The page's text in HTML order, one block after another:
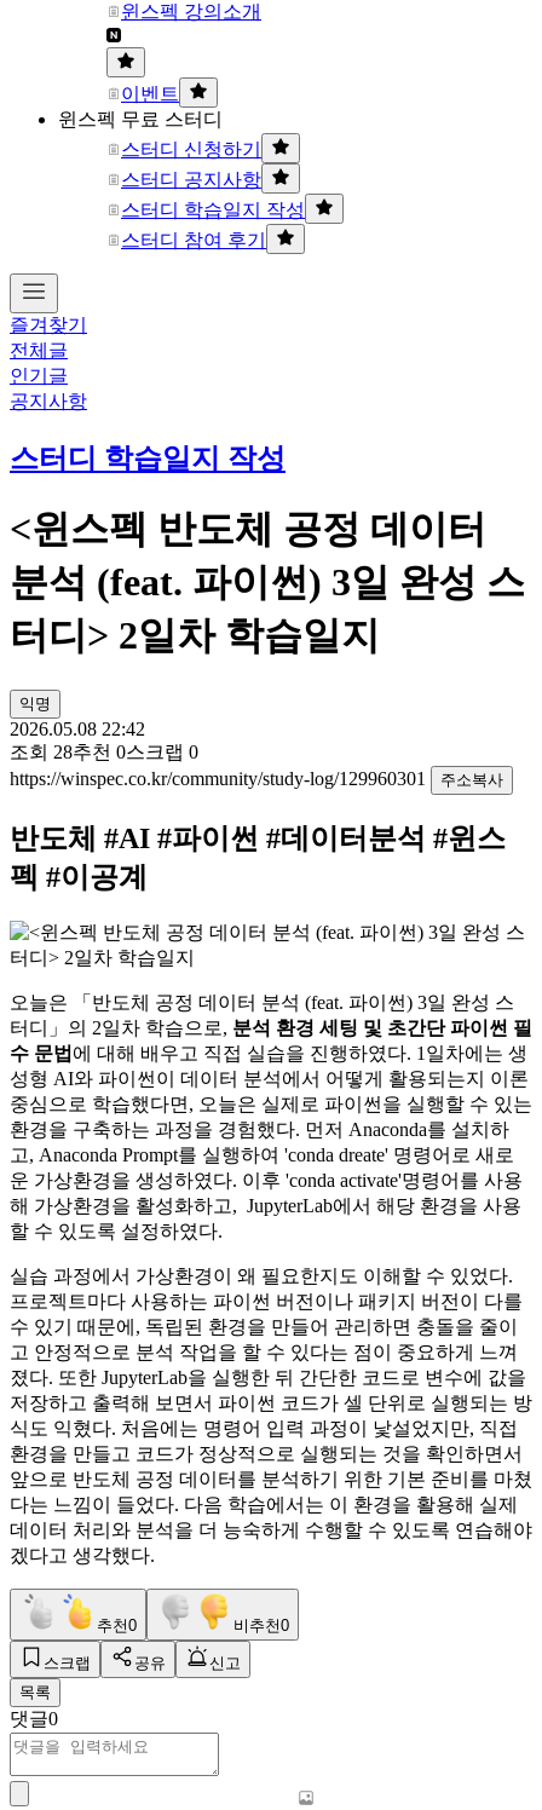
윈스펙 강의소개
이벤트
윈스펙 무료 스터디
스터디 신청하기
스터디 공지사항
스터디 학습일지 작성
스터디 참여 후기
즐겨찾기
전체글
인기글
공지사항
스터디 학습일지 작성
<윈스펙 반도체 공정 데이터
분석 (feat. 파이썬) 3일 완성 스
터디> 2일차 학습일지
익명
2026.05.08 22:42
조회 28추천 0스크랩 0
https://winspec.co.kr/community/study-log/129960301
주소복사
반도체 #AI #파이썬 #데이터분석 #윈스
펙 #이공계
오늘은 「반도체 공정 데이터 분석 (feat. 파이썬) 3일 완성 스
터디」의 2일차 학습으로, 분석 환경 세팅 및 초간단 파이썬 필
수 문법 에 대해 배우고 직접 실습을 진행하였다. 1일차에는 생
성형 AI와 파이썬이 데이터 분석에서 어떻게 활용되는지 이론
중심으로 학습했다면, 오늘은 실제로 파이썬을 실행할 수 있는
환경을 구축하는 과정을 경험했다. 먼저 Anaconda를 설치하
고, Anaconda Prompt를 실행하여 'conda dreate' 명령어로 새로
운 가상환경을 생성하였다. 이후 'conda activate'명령어를 사용
해 가상환경을 활성화하고, JupyterLab에서 해당 환경을 사용
할 수 있도록 설정하였다.
실습 과정에서 가상환경이 왜 필요한지도 이해할 수 있었다.
프로젝트마다 사용하는 파이썬 버전이나 패키지 버전이 다를
수 있기 때문에, 독립된 환경을 만들어 관리하면 충돌을 줄이
고 안정적으로 분석 작업을 할 수 있다는 점이 중요하게 느껴
졌다. 또한 JupyterLab을 실행한 뒤 간단한 코드로 변수에 값을
저장하고 출력해 보면서 파이썬 코드가 셀 단위로 실행되는 방
식도 익혔다. 처음에는 명령어 입력 과정이 낯설었지만, 직접
환경을 만들고 코드가 정상적으로 실행되는 것을 확인하면서
앞으로 반도체 공정 데이터를 분석하기 위한 기본 준비를 마쳤
다는 느낌이 들었다. 다음 학습에서는 이 환경을 활용해 실제
데이터 처리와 분석을 더 능숙하게 수행할 수 있도록 연습해야
겠다고 생각했다.
추천0 비추천0
스크랩 공유
신고
목록
댓글0